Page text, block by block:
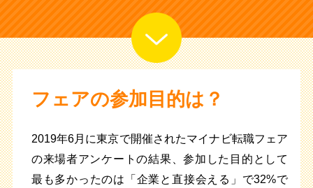
フェアの参加目的は？
2019年6月に東京で開催されたマイナビ転職フェア
の来場者アンケートの結果、参加した目的として
最も多かったのは「企業と直接会える」で32%で